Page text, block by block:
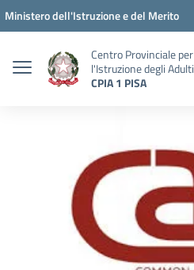
Vai ai contenuti
Vai al menu di navigazione
Vai al footer
Ministero dell'Istruzione e del Merito
Centro Provinciale per
l'Istruzione degli Adulti
CPIA 1 PISA